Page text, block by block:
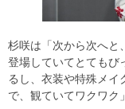
杉咲は「次から次へと
登場していてとてもび
るし、衣装や特殊メイ
で、観ていてワクワク